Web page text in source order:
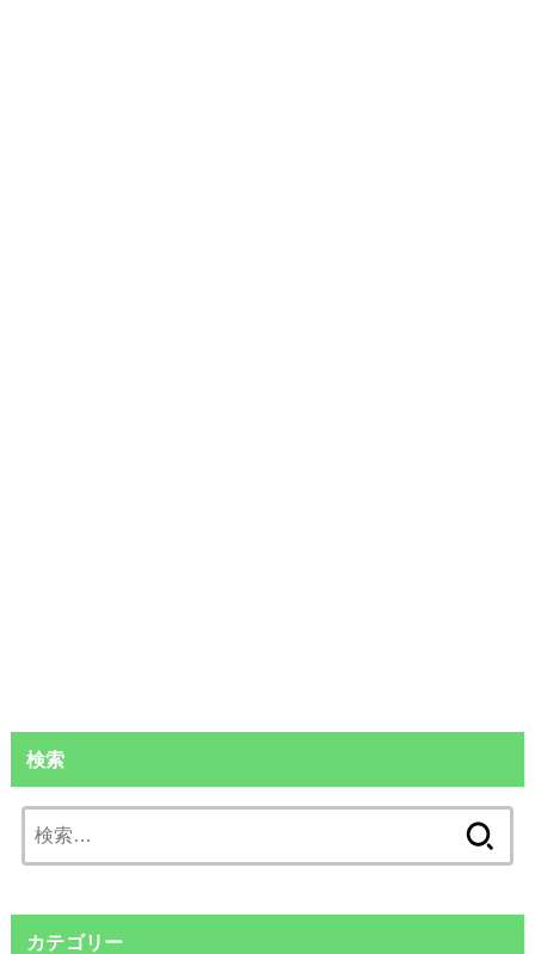
検索
索:
カテゴリー